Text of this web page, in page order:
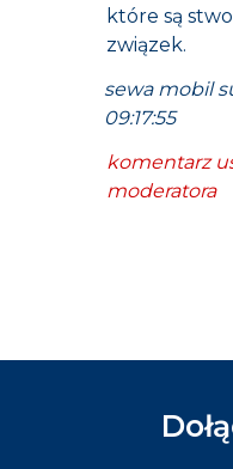
które są
związek.
sewa mobil
09:17:55
komentarz
moderatora